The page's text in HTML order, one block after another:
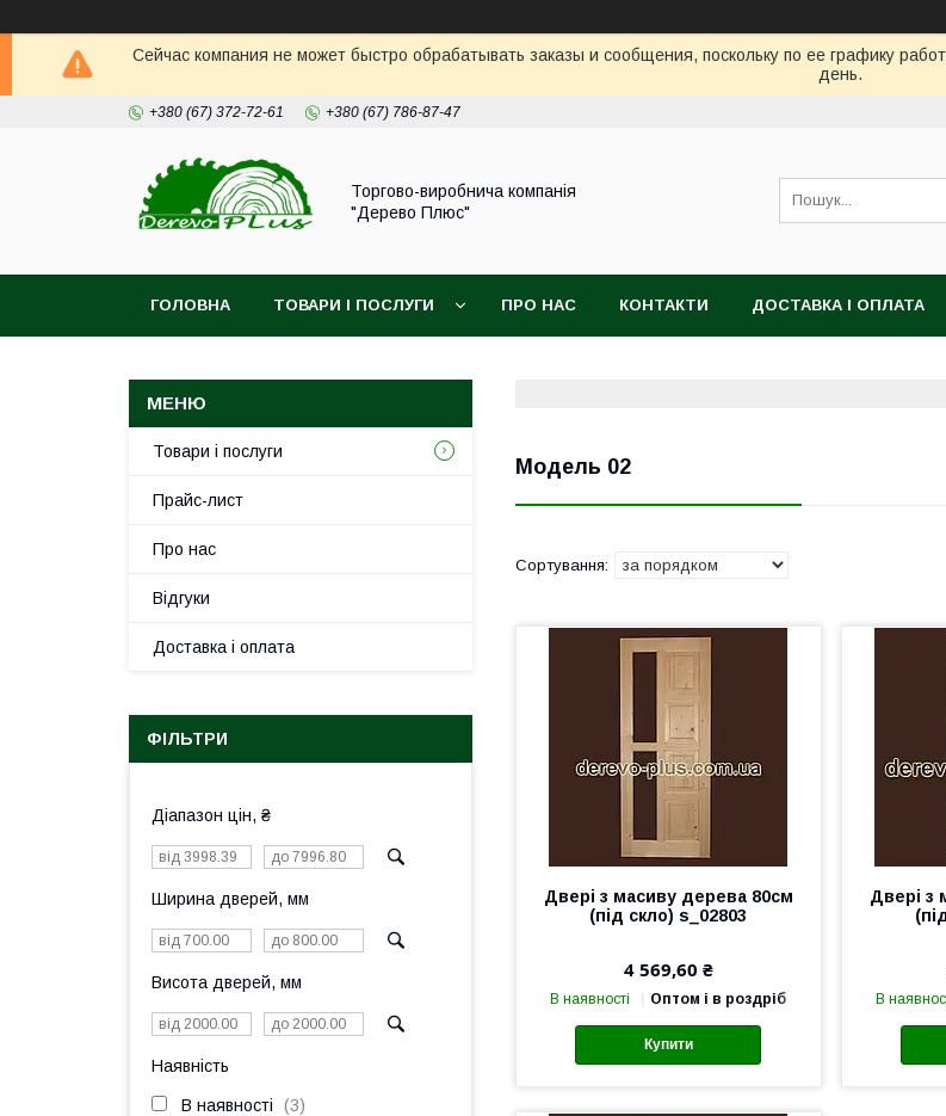
Сейчас компания не может быстро обрабатывать заказы и сообщения, поскольку по ее графику
день.
+380 (67) 372-72-61 +380 (67) 786-87-47
Торгово-виробнича компанія
"Дерево Плюс"
ГОЛОВНА ТОВАРИ І ПОСЛУГИ ПРО НАС КОНТАКТИ ДОСТАВКА І ОПЛАТА
Модель 02
Двері з масиву дерева 80см
(під скло) s_02803
4 569,60 ₴
В наявності Оптом і в роздріб
Купити
Двері з
В
Товари і послуги
Прайс-лист
Про нас
Відгуки
Доставка і оплата
ФІЛЬТРИ
Діапазон цін, ₴
Ширина дверей, мм
Висота дверей, мм
Наявність
В наявності 3